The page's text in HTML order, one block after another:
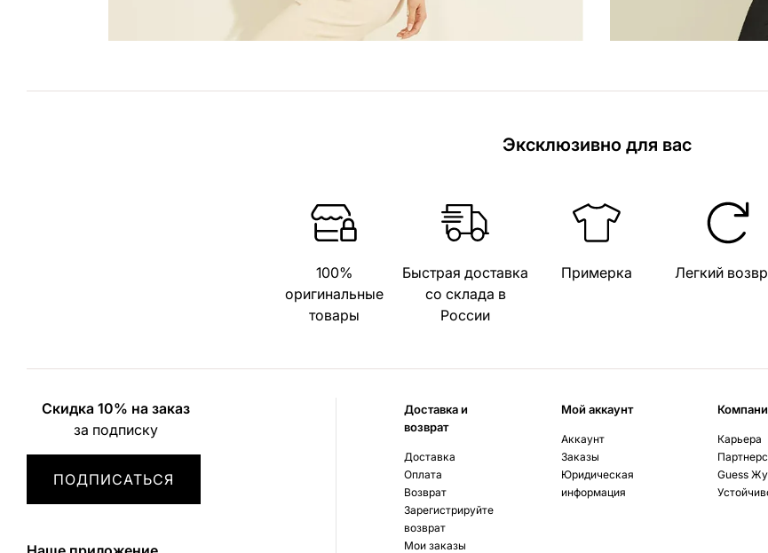
Эксклюзивно для вас
100%
оригинальные
товары
Быстрая доставка
со склада в
России
Примерка Легкий
Скидка 10% на заказ
за подписку
ПОДПИСАТЬСЯ
Доставка и
возврат
Доставка
Оплата
Возврат
Зарегистрируйте
возврат
Мои заказы
Мой аккаунт
Аккаунт
Заказы
Юридическая
информация
Карьера
Guess